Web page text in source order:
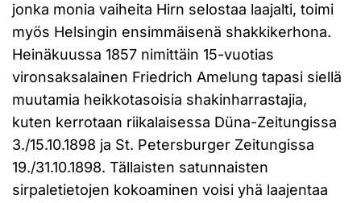
jonka monia vaiheita Hirn selostaa laajalti, toimi
myös Helsingin ensimmäisenä shakkikerhona.
Heinäkuussa 1857 nimittäin 15-vuotias
vironsaksalainen Friedrich Amelung tapasi siellä
muutamia heikkotasoisia shakinharrastajia,
kuten kerrotaan riikalaisessa Düna-Zeitungissa
3./15.10.1898 ja St. Petersburger Zeitungissa
19./31.10.1898. Tällaisten satunnaisten
sirpaletietojen kokoaminen voisi yhä laajentaa